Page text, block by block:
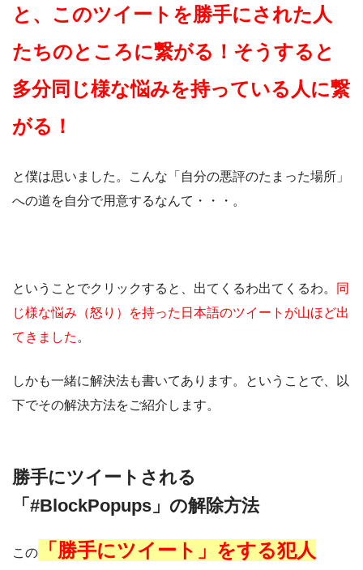
と、このツイートを勝手にされた人
たちのところに繋がる！そうすると
多分同じ様な悩みを持っている人に繋
がる！
と僕は思いました。こんな「自分の悪評のたまった場所」
への道を自分で用意するなんて・・・。
ということでクリックすると、出てくるわ出てくるわ。
同
じ様な悩み（怒り）を持った日本語のツイートが山ほど出
てきました 。
しかも一緒に解決法も書いてあります。ということで、以
下でその解決方法をご紹介します。
勝手にツイートされる
「#BlockPopups」の解除方法
この
「勝手にツイート」をする犯人